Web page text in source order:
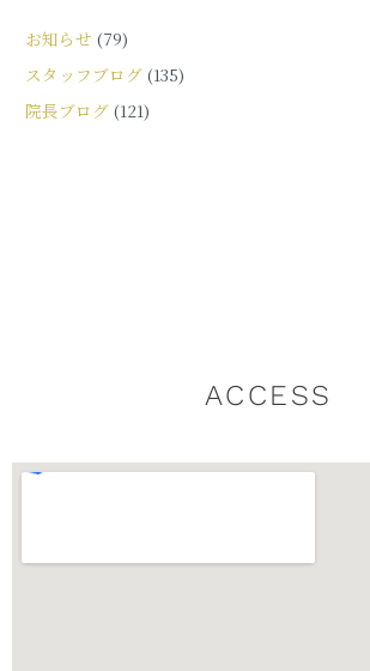
お知らせ (79)
スタッフブログ (135)
院長ブログ (121)
ACCESS